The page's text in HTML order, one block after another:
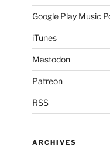
Google Play Music
iTunes
Mastodon
Patreon
RSS
ARCHIVES